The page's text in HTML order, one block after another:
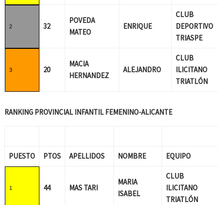
2 32
POVEDA
MATEO
ENRIQUE
CLUB
DEPORTIVO
TRIASPE
3 20
MACIA
HERNANDEZ
ALEJANDRO
CLUB
ILICITANO
TRIATLÓN
RANKING PROVINCIAL INFANTIL FEMENINO-ALICANTE
PUESTO PTOS APELLIDOS NOMBRE EQUIPO
1 44 MAS TARI
MARIA
ISABEL
CLUB
ILICITANO
TRIATLÓN